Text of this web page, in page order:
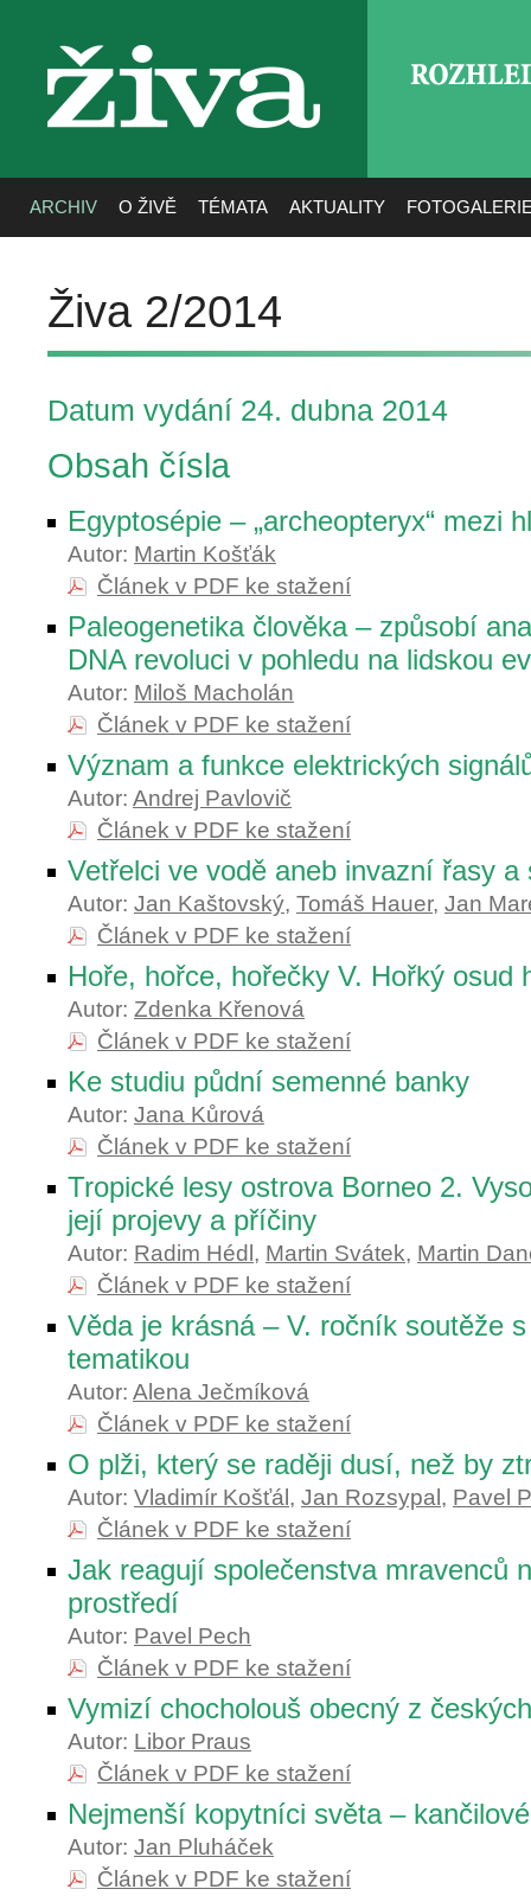
živa
ARCHIV O ŽIVĚ TÉMATA AKTUALITY
Živa 2/2014
Datum vydání 24. dubna 2014
Obsah čísla
Egyptosépie – „archeopteryx“ mezi
Autor: Martin Košťák
Článek v PDF ke stažení
Paleogenetika člověka – způsobí
DNA revoluci v pohledu na lidskou
Autor: Miloš Macholán
Článek v PDF ke stažení
Význam a funkce elektrických
Autor: Andrej Pavlovič
Článek v PDF ke stažení
Vetřelci ve vodě aneb invazní řasy a
Autor: Jan Kaštovský, Tomáš Hauer, Jan
Článek v PDF ke stažení
Hoře, hořce, hořečky V. Hořký osud
Autor: Zdenka Křenová
Článek v PDF ke stažení
Ke studiu půdní semenné banky
Autor: Jana Kůrová
Článek v PDF ke stažení
Tropické lesy ostrova Borneo 2.
její projevy a příčiny
Autor: Radim Hédl , Martin Svátek, Martin
Článek v PDF ke stažení
Věda je krásná – V. ročník soutěže
tematikou
Autor: Alena Ječmíková
Článek v PDF ke stažení
O plži, který se raději dusí, než by
Autor: Vladimír Košťál , Jan Rozsypal , Pavel
Článek v PDF ke stažení
Jak reagují společenstva mravenců
prostředí
Autor: Pavel Pech
Článek v PDF ke stažení
Vymizí chocholouš obecný z
Autor: Libor Praus
Článek v PDF ke stažení
Nejmenší kopytníci světa – kančilové
Autor: Jan Pluháček
Článek v PDF ke stažení